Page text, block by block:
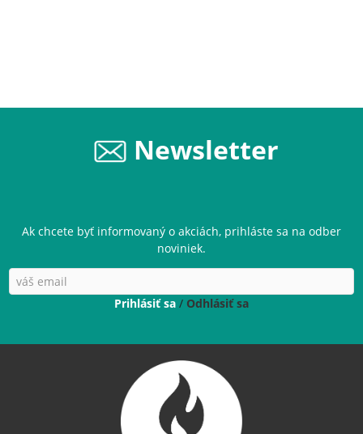
Newsletter
Ak chcete byť informovaný o akciách, prihláste sa na odber
noviniek.
Prihlásiť sa / Odhlásiť sa